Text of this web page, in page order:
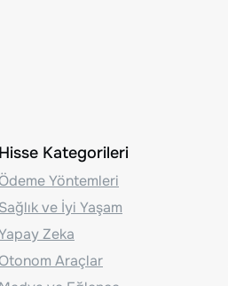
Hisse Kategorileri
Ödeme Yöntemleri
Sağlık ve İyi Yaşam
Zeka
Otonom Araçlar